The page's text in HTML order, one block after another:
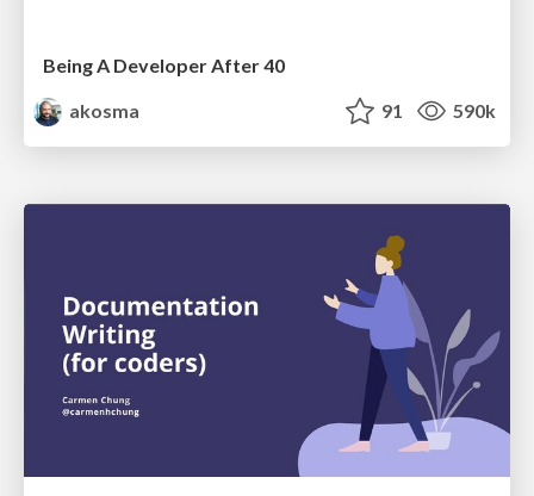
Being A Developer After 40
akosma
91 590k